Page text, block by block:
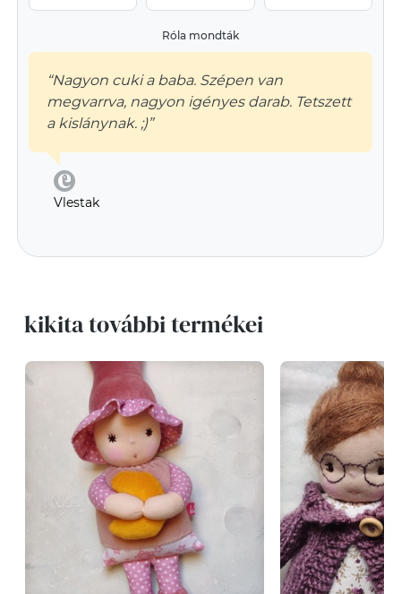
Róla mondták
“Nagyon cuki a baba. Szépen van
megvarrva, nagyon igényes darab. Tetszett
a kislánynak. ;)”
Vlestak
kikita további termékei